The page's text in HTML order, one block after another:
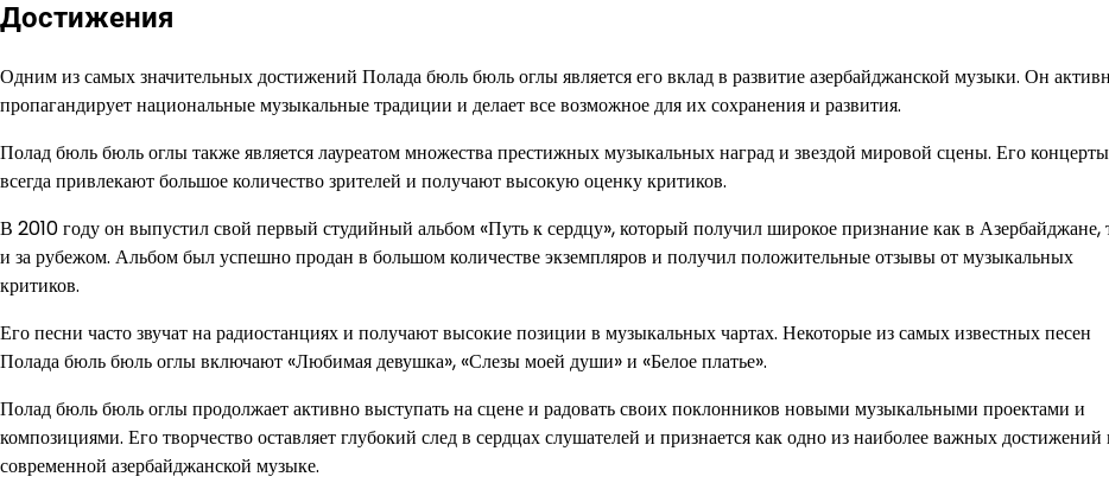
Достижения
Одним из самых значительных достижений Полада бюль бюль оглы является его вклад в развитие азербайджанской музыки. Он
пропагандирует национальные музыкальные традиции и делает все возможное для их сохранения и развития.
Полад бюль бюль оглы также является лауреатом множества престижных музыкальных наград и звездой мировой сцены. Его концерты
всегда привлекают большое количество зрителей и получают высокую оценку критиков.
В 2010 году он выпустил свой первый студийный альбом «Путь к сердцу», который получил широкое признание как в Азербайджане,
и за рубежом. Альбом был успешно продан в большом количестве экземпляров и получил положительные отзывы от музыкальных
критиков.
Его песни часто звучат на радиостанциях и получают высокие позиции в музыкальных чартах. Некоторые из самых известных песен
Полада бюль бюль оглы включают «Любимая девушка», «Слезы моей души» и «Белое платье».
Полад бюль бюль оглы продолжает активно выступать на сцене и радовать своих поклонников новыми музыкальными проектами и
композициями. Его творчество оставляет глубокий след в сердцах слушателей и признается как одно из наиболее важных достижений
современной азербайджанской музыке.